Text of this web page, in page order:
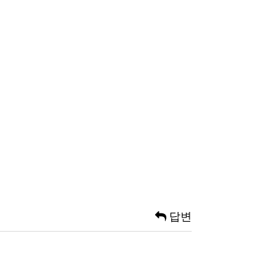
답변